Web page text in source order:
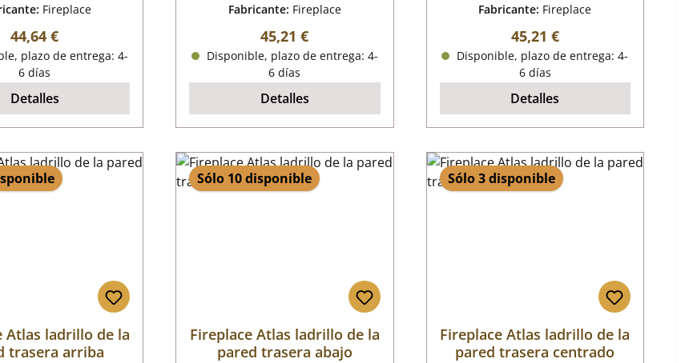
Fireplace
Precio normal:
44,64 €
plazo de entrega: 4-
6 días
Detalles
Fabricante: Fireplace
Precio normal:
45,21 €
Disponible, plazo de entrega: 4-
6 días
Detalles
Fabricante: Fireplace
Precio normal:
45,21 €
Disponible, plazo de entrega: 4-
6 días
Detalles
Atlas ladrillo de la
trasera arriba
Sólo 10 disponible
Fireplace Atlas ladrillo de la
pared trasera abajo
Sólo 3 disponible
Fireplace Atlas ladrillo de la
pared trasera centrado